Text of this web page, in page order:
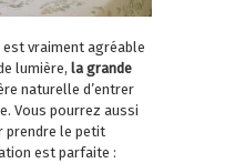
est vraiment agréable
lumière, la grande
naturelle d’entrer
Vous pourrez aussi
prendre le petit
est parfaite :